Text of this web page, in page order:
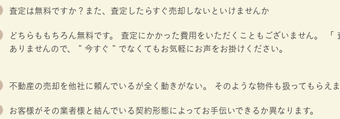
査定は無料ですか？また、査定したらすぐ売却しないといけませんか
どちらももちろん無料です。 査定にかかった費用をいただくこともございません。 「
ありませんので、 ” 今すぐ ” でなくてもお気軽にお声をお掛けください。
不動産の売却を他社に頼んでいるが全く動きがない。 そのような物件も扱ってもらえ
お客様がその業者様と結んでいる契約形態によってお手伝いできるか異なります。